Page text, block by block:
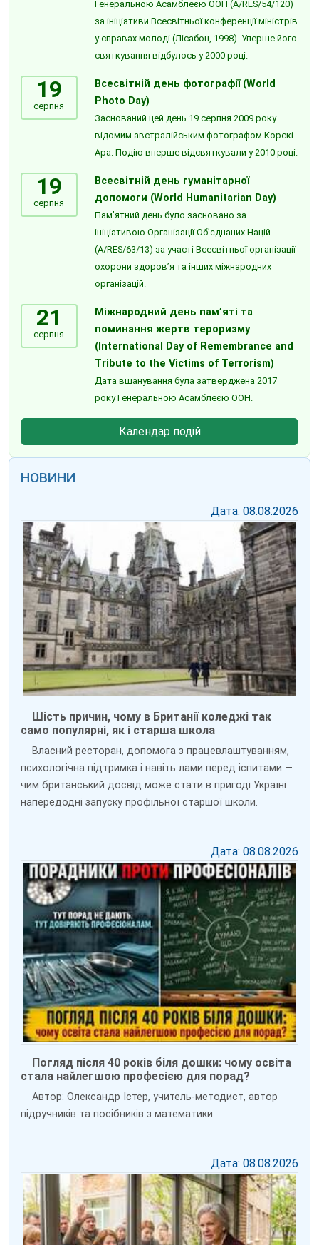
Генеральною Асамблеєю ООН (A/RES/54/120)
за ініціативи Всесвітньої конференції міністрів
у справах молоді (Лісабон, 1998). Уперше його
святкування відбулось у 2000 році.
19
серпня
Всесвітній день фотографії (World
Photo Day)
Заснований цей день 19 серпня 2009 року
відомим австралійським фотографом Корскі
Ара. Подію вперше відсвяткували у 2010 році.
19
серпня
Всесвітній день гуманітарної
допомоги (World Humanitarian Day)
Пам’ятний день було засновано за
ініціативою Організації Об’єднаних Націй
(A/RES/63/13) за участі Всесвітньої організації
охорони здоров’я та інших міжнародних
організацій.
21
серпня
Міжнародний день пам’яті та
поминання жертв тероризму
(International Day of Remembrance and
Tribute to the Victims of Terrorism)
Дата вшанування була затверджена 2017
року Генеральною Асамблеєю ООН.
Календар подій
НОВИНИ
Дата: 08.08.2026
Шість причин, чому в Британії коледжі так
само популярні, як і старша школа
Власний ресторан, допомога з працевлаштуванням,
психологічна підтримка і навіть лами перед іспитами —
чим британський досвід може стати в пригоді Україні
напередодні запуску профільної старшої школи.
Дата: 08.08.2026
Погляд після 40 років біля дошки: чому освіта
стала найлегшою професією для порад?
Автор: Олександр Істер, учитель-методист, автор
підручників та посібників з математики
Дата: 08.08.2026